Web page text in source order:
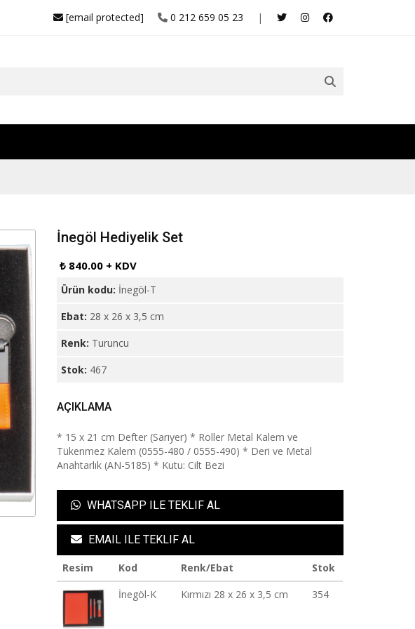
|
0 212 659 05 23
[email protected]
İnegöl Hediyelik Set
₺ 840.00 + KDV
Ürün kodu: İnegöl-T
Ebat: 28 x 26 x 3,5 cm
Renk: Turuncu
Stok: 467
AÇIKLAMA
* 15 x 21 cm Defter (Sarıyer) * Roller Metal Kalem ve
Tükenmez Kalem (0555-480 / 0555-490) * Deri ve Metal
Anahtarlık (AN-5185) * Kutu: Cilt Bezi
WHATSAPP ILE TEKLIF AL
EMAIL ILE TEKLIF AL
Resim Kod Renk/Ebat
Stok
İnegöl-K
Kırmızı 28 x 26 x 3,5 cm 354